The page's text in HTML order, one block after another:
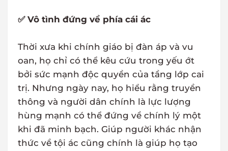
✅ Vô tình đứng về phía cái ác
Thời xưa khi chính giáo bị đàn áp và vu
oan, họ chỉ có thể kêu cứu trong yếu ớt
bởi sức mạnh độc quyền của tầng lớp cai
trị. Nhưng ngày nay, họ hiểu rằng truyền
thông và người dân chính là lực lượng
hùng mạnh có thể đứng về chính lý một
khi đã minh bạch. Giúp người khác nhận
thức về tội ác cũng chính là giúp họ tạo